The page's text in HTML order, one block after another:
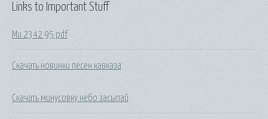
Links to Important Stuff
Ми 2342 95 pdf
Скачать новинки песен кавказа
Скачать минусовку небо засыпай